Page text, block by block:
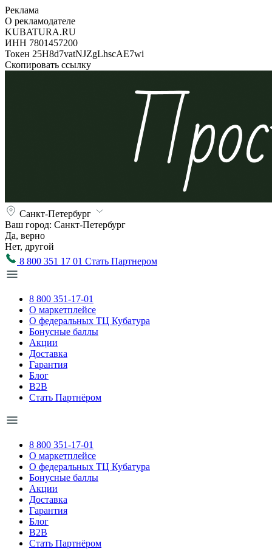
Реклама
О рекламодателе
KUBATURA.RU
ИНН 7801457200
Токен 25H8d7vatNJZgLhscAE7wi
Скопировать ссылку
Санкт-Петербург
Ваш город: Санкт-Петербург
Да, верно
Нет, другой
8 800 351 17 01 Стать Партнером
8 800 351-17-01
О маркетплейсе
О федеральных ТЦ Кубатура
Бонусные баллы
Акции
Доставка
Гарантия
Блог
B2B
Стать Партнёром
8 800 351-17-01
О маркетплейсе
О федеральных ТЦ Кубатура
Бонусные баллы
Акции
Доставка
Гарантия
Блог
B2B
Стать Партнёром